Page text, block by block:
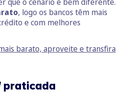
que o cenário é bem diferente.
, logo os bancos têm mais
e com melhores
barato, aproveite e transfira
praticada